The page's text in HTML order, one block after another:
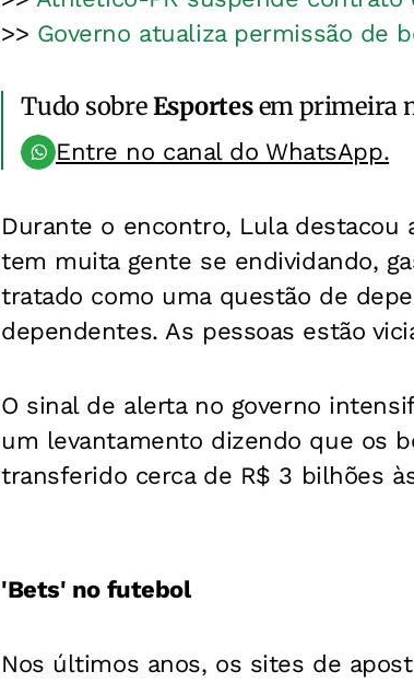
>> Governo atualiza permissão de
Tudo sobreEsportesem primeira
Entre no canal do WhatsApp.
Durante o encontro, Lula destacou
tem muita gente se endividando,
tratado como uma questão de
dependentes. As pessoas estão
O sinal de alerta no governo
um levantamento dizendo que os
transferido cerca de R$ 3 bilhões
'Bets' no futebol
Nos últimos anos, os sites de